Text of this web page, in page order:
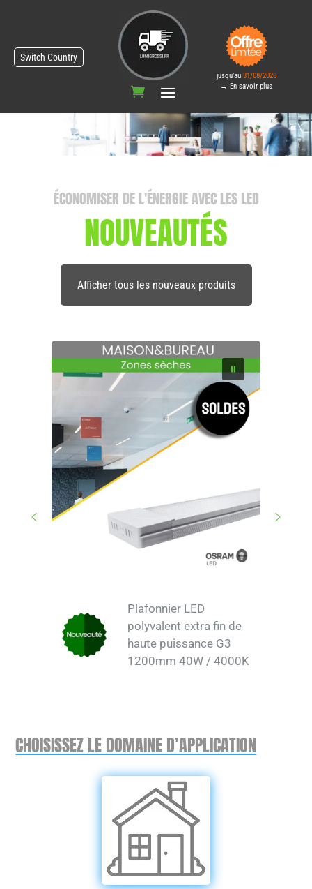
Switch Country
jusqu’au 31/08/2026
→ En savoir plus
ÉCONOMISER DE L'ÉNERGIE AVEC LES LED
NOUVEAUTÉS
Afficher tous les nouveaux produits
Plafonnier LED
polyvalent extra fin de
haute puissance G3
1200mm 40W / 4000K
CHOISISSEZ LE DOMAINE D’APPLICATION